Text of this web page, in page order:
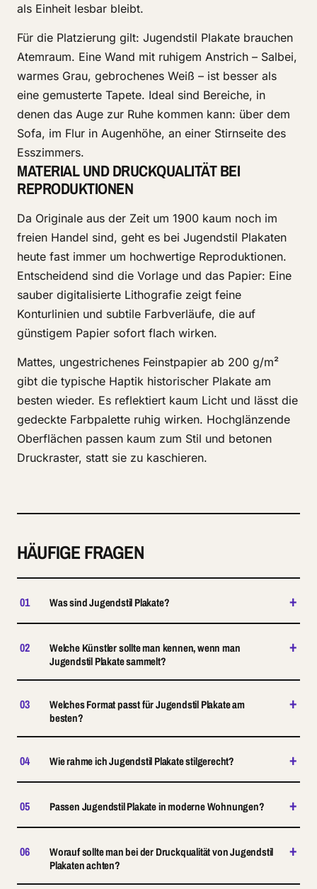
als Einheit lesbar bleibt.
Für die Platzierung gilt: Jugendstil Plakate brauchen
Atemraum. Eine Wand mit ruhigem Anstrich – Salbei,
warmes Grau, gebrochenes Weiß – ist besser als
eine gemusterte Tapete. Ideal sind Bereiche, in
denen das Auge zur Ruhe kommen kann: über dem
Sofa, im Flur in Augenhöhe, an einer Stirnseite des
Esszimmers.
MATERIAL UND DRUCKQUALITÄT BEI
REPRODUKTIONEN
Da Originale aus der Zeit um 1900 kaum noch im
freien Handel sind, geht es bei Jugendstil Plakaten
heute fast immer um hochwertige Reproduktionen.
Entscheidend sind die Vorlage und das Papier: Eine
sauber digitalisierte Lithografie zeigt feine
Konturlinien und subtile Farbverläufe, die auf
günstigem Papier sofort flach wirken.
Mattes, ungestrichenes Feinstpapier ab 200 g/m²
gibt die typische Haptik historischer Plakate am
besten wieder. Es reflektiert kaum Licht und lässt die
gedeckte Farbpalette ruhig wirken. Hochglänzende
Oberflächen passen kaum zum Stil und betonen
Druckraster, statt sie zu kaschieren.
HÄUFIGE FRAGEN
01 Was sind Jugendstil Plakate? +
02
Welche Künstler sollte man kennen, wenn man
Jugendstil Plakate sammelt?
+
03
Welches Format passt für Jugendstil Plakate am
besten?
+
04 Wie rahme ich Jugendstil Plakate stilgerecht? +
05 Passen Jugendstil Plakate in moderne Wohnungen? +
06
Worauf sollte man bei der Druckqualität von Jugendstil
Plakaten achten?
+